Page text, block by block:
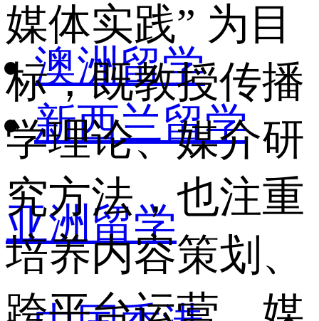
澳洲留学
新西兰留学
亚洲留学
媒体实践” 为目
标，既教授传播
学理论、媒介研
究方法，也注重
培养内容策划、